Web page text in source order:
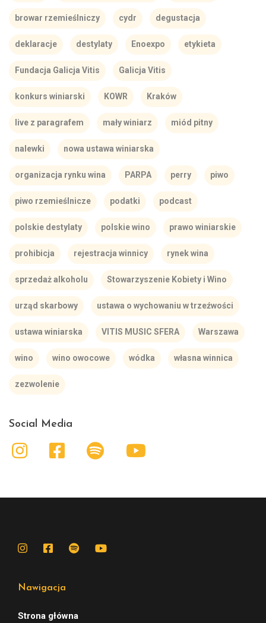
browar rzemieślniczy cydr degustacja
deklaracje destylaty Enoexpo etykieta
Fundacja Galicja Vitis Galicja Vitis
konkurs winiarski KOWR Kraków
live z paragrafem mały winiarz miód pitny
nalewki nowa ustawa winiarska
organizacja rynku wina PARPA perry piwo
piwo rzemieślnicze podatki podcast
polskie destylaty polskie wino prawo winiarskie
prohibicja rejestracja winnicy rynek wina
sprzedaż alkoholu Stowarzyszenie Kobiety i Wino
urząd skarbowy ustawa o wychowaniu w trzeźwości
ustawa winiarska VITIS MUSIC SFERA Warszawa
wino wino owocowe wódka własna winnica
zezwolenie
Social Media
Nawigacja
Strona główna